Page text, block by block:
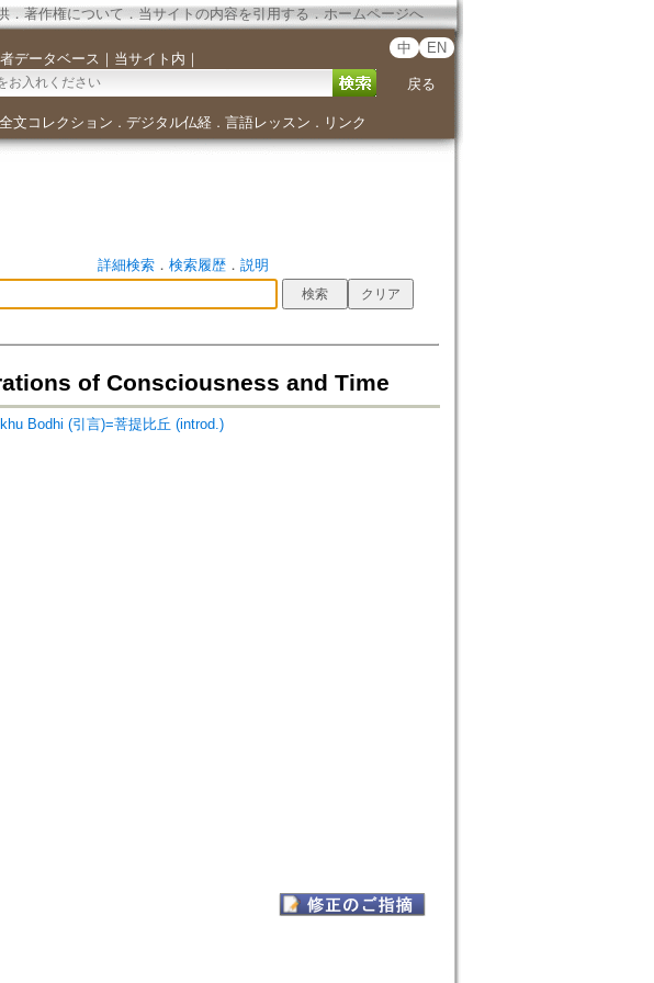
． 著作権について．当サイトの内容を引用する ． ホームページへ
データベース ｜ 当サイト内 ｜
中 EN
戻る
全文コレクション ． デジタル仏経． 言語レッスン ． リンク
詳細検索． 検索履歴． 説明
of Consciousness and Time
Bodhi (引言)=菩提比丘 (introd.)